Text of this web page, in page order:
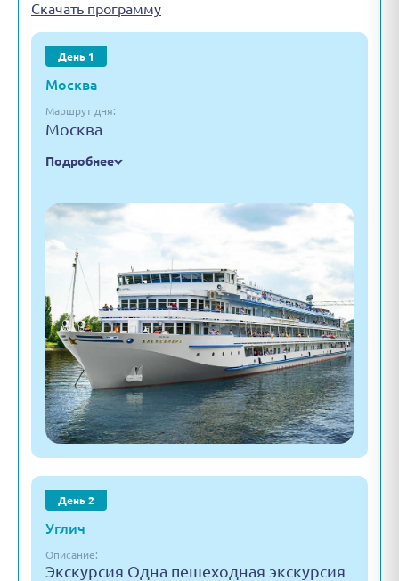
Скачать программу
День 1
Москва
Маршрут дня:
Москва
Подробнее
День 2
Углич
Описание:
Экскурсия Одна пешеходная экскурсия